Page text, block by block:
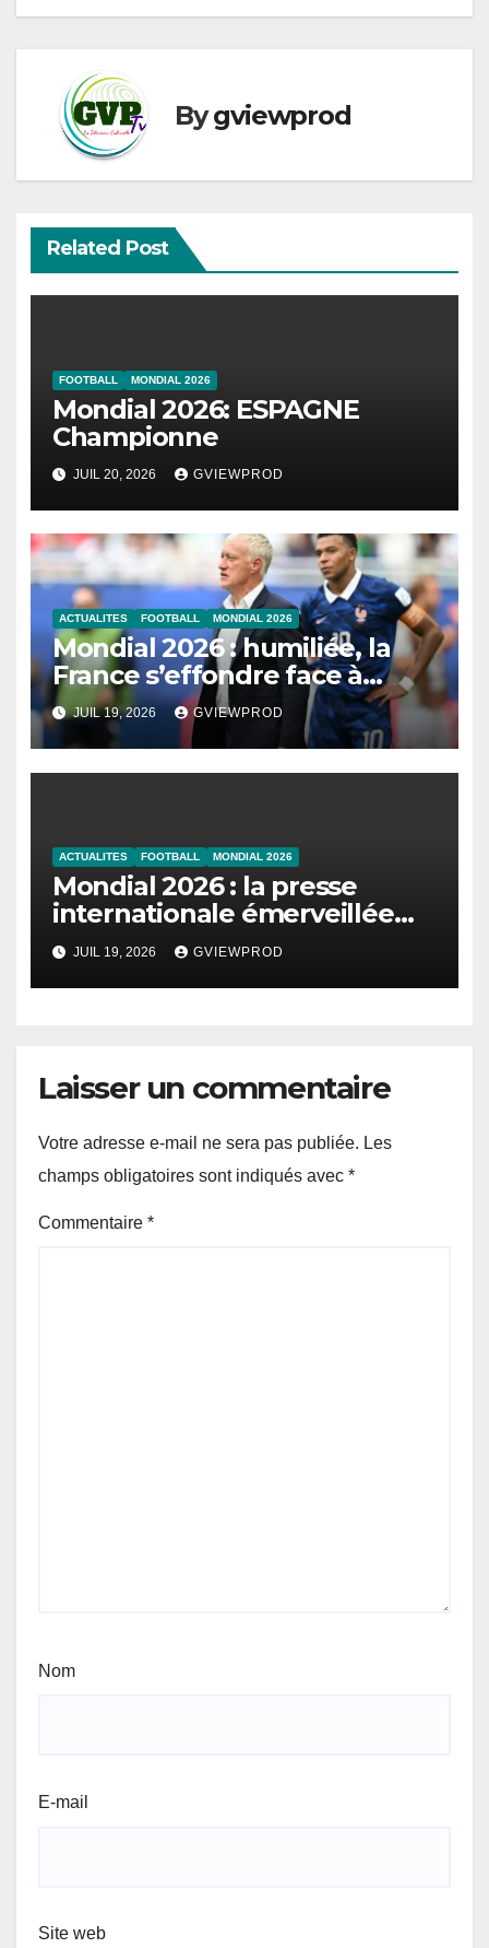
Bygviewprod
Related Post
FOOTBALL MONDIAL 2026
Mondial 2026: ESPAGNE
Championne
JUIL 20, 2026 GVIEWPROD
ACTUALITES FOOTBALL MONDIAL 2026
Mondial 2026 : humiliée, la
France s’effondre face à
l’Angleterre
JUIL 19, 2026 GVIEWPROD
ACTUALITES FOOTBALL MONDIAL 2026
Mondial 2026 : la presse
internationale émerveillée
par un duel de choc entre la
France et l’Angleterre
JUIL 19, 2026 GVIEWPROD
Laisser un commentaire
Votre adresse e-mail ne sera pas publiée. Les
champs obligatoires sont indiqués avec *
Commentaire *
Nom
E-mail
Site web